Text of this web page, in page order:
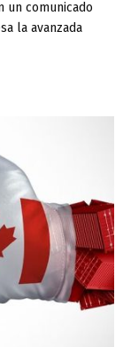
un comunicado
la avanzada